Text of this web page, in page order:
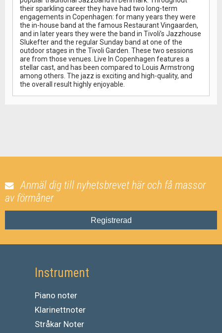
their sparkling career they have had two long-term
engagements in Copenhagen: for many years they were
the in-house band at the famous Restaurant Vingaarden,
and in later years they were the band in Tivoli’s Jazzhouse
Slukefter and the regular Sunday band at one of the
outdoor stages in the Tivoli Garden. These two sessions
are from those venues. Live In Copenhagen features a
stellar cast, and has been compared to Louis Armstrong
among others. The jazz is exciting and high-quality, and
the overall result highly enjoyable.
Anmäl dig till nyhetsbrevet här och få massor
av förmåner
Registrerad
Instrument
Piano noter
Klarinettnoter
Stråkar Noter